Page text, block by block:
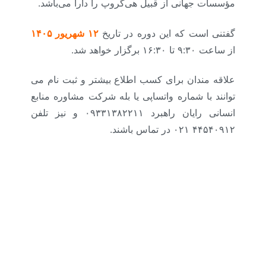
مؤسسات جهانی از قبیل هی‌گروپ را دارا می‌باشد.
گفتنی است که این دوره در تاریخ۱۲ شهریور ۱۴۰۵
از ساعت ۹:۳۰ تا ۱۶:۳۰ برگزار خواهد شد.
علاقه مندان برای کسب اطلاع بیشتر و ثبت نام می
توانند با شماره واتساپی یا بله شرکت مشاوره منابع
انسانی رایان راهبرد ۰۹۳۳۱۳۸۲۲۱۱ و نیز تلفن
۴۴۵۴۰۹۱۲ ۰۲۱ در تماس باشند.